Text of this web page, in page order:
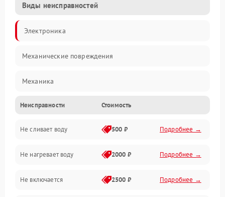
Виды неисправностей
Электроника
Механические повреждения
Механика
Управление
Электропитание
Датчики
Нагрев
Неисправности Стоимость
Не сливает воду 500 ₽ Подробнее →
Не нагревает воду 2000 ₽ Подробнее →
Не включается 2500 ₽ Подробнее →